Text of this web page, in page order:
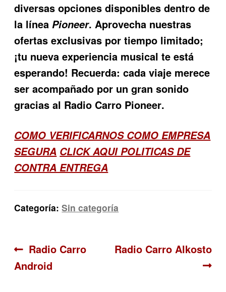
diversas opciones disponibles dentro de
la líneaPioneer. Aprovecha nuestras
ofertas exclusivas por tiempo limitado;
¡tu nueva experiencia musical te está
esperando! Recuerda: cada viaje merece
ser acompañado por un gran sonido
gracias al Radio Carro Pioneer.
COMO VERIFICARNOS COMO EMPRESA
SEGURA CLICK AQUI POLITICAS DE
CONTRA ENTREGA
Categoría:Sin categoría
Navegación
de
Anterior:
Radio Carro
Android
Siguiente:
Radio Carro Alkosto